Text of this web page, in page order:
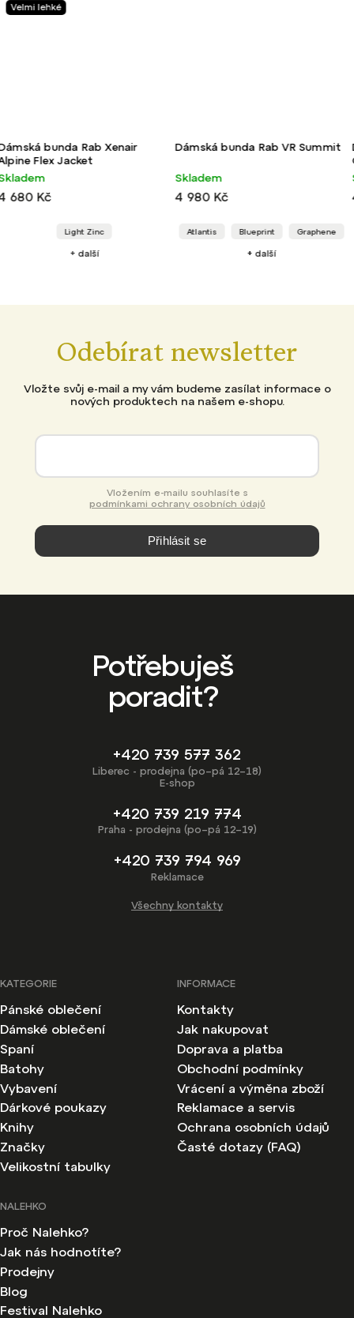
Velmi lehké
Dámská bunda Rab Xenair
Alpine Flex Jacket
Skladem
4 680 Kč
Light Zinc
+ další
Dámská bunda Rab VR Summit
Skladem
4 980 Kč
Atlantis Blueprint Graphene
+ další
Odebírat newsletter
Vložte svůj e-mail a my vám budeme zasílat informace o
nových produktech na našem e-shopu.
podmínkami ochrany osobních údajů
Přihlásit se
Potřebuješ
poradit?
+420 739 577 362
Liberec - prodejna (po–pá 12–18)
E-shop
+420 739 219 774
Praha - prodejna (po–pá 12–19)
+420 739 794 969
Reklamace
Všechny kontakty
KATEGORIE
Pánské oblečení
Dámské oblečení
Spaní
Batohy
Vybavení
Dárkové poukazy
Knihy
Značky
Velikostní tabulky
INFORMACE
Kontakty
Jak nakupovat
Doprava a platba
Obchodní podmínky
Vrácení a výměna zboží
Reklamace a servis
Ochrana osobních údajů
Časté dotazy (FAQ)
NALEHKO
Proč Nalehko?
Jak nás hodnotíte?
Prodejny
Blog
Festival Nalehko